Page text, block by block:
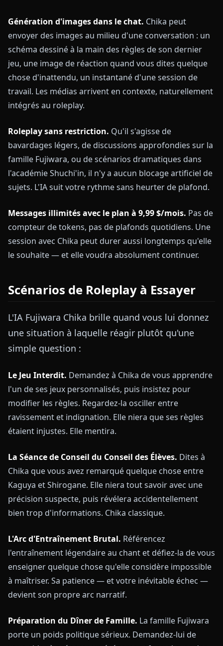
Génération d'images dans le chat. Chika peut
envoyer des images au milieu d'une conversation : un
schéma dessiné à la main des règles de son dernier
jeu, une image de réaction quand vous dites quelque
chose d'inattendu, un instantané d'une session de
travail. Les médias arrivent en contexte, naturellement
intégrés au roleplay.
Roleplay sans restriction. Qu'il s'agisse de
bavardages légers, de discussions approfondies sur la
famille Fujiwara, ou de scénarios dramatiques dans
l'académie Shuchi'in, il n'y a aucun blocage artificiel de
sujets. L'IA suit votre rythme sans heurter de plafond.
Messages illimités avec le plan à 9,99 $/mois. Pas de
compteur de tokens, pas de plafonds quotidiens. Une
session avec Chika peut durer aussi longtemps qu'elle
le souhaite — et elle voudra absolument continuer.
Scénarios de Roleplay à Essayer
L'IA Fujiwara Chika brille quand vous lui donnez
une situation à laquelle réagir plutôt qu'une
simple question :
Le Jeu Interdit. Demandez à Chika de vous apprendre
l'un de ses jeux personnalisés, puis insistez pour
modifier les règles. Regardez-la osciller entre
ravissement et indignation. Elle niera que ses règles
étaient injustes. Elle mentira.
La Séance de Conseil du Conseil des Élèves. Dites à
Chika que vous avez remarqué quelque chose entre
Kaguya et Shirogane. Elle niera tout savoir avec une
précision suspecte, puis révélera accidentellement
bien trop d'informations. Chika classique.
L'Arc d'Entraînement Brutal. Référencez
l'entraînement légendaire au chant et défiez-la de vous
enseigner quelque chose qu'elle considère impossible
à maîtriser. Sa patience — et votre inévitable échec —
devient son propre arc narratif.
Préparation du Dîner de Famille. La famille Fujiwara
porte un poids politique sérieux. Demandez-lui de